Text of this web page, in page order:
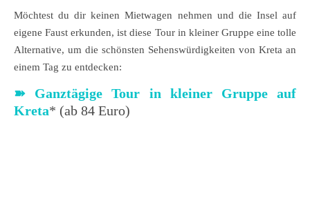
Möchtest du dir keinen Mietwagen nehmen und die Insel auf
eigene Faust erkunden, ist diese Tour in kleiner Gruppe eine tolle
Alternative, um die schönsten Sehenswürdigkeiten von Kreta an
einem Tag zu entdecken:
➽
Ganztägige Tour in kleiner Gruppe auf
Kreta* (ab 84 Euro)